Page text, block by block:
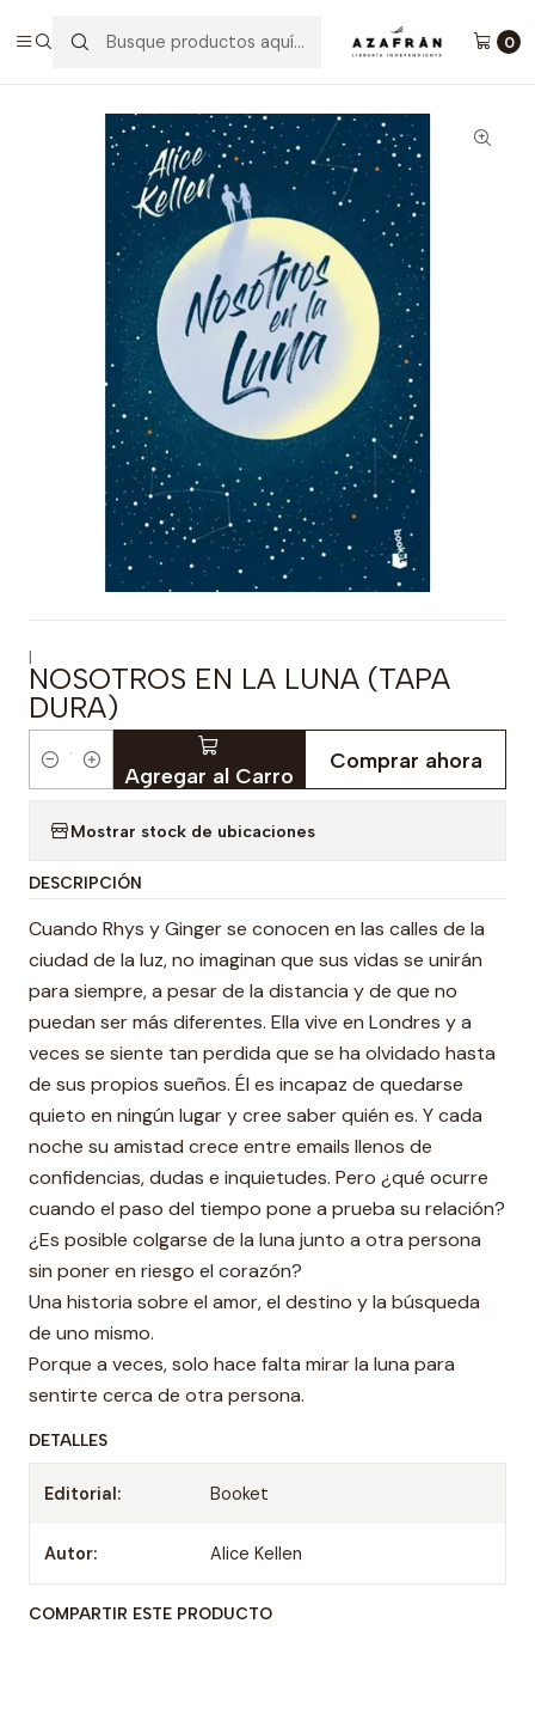
0
Romántica
Nosotros En La Luna (Tapa Dura)
|
NOSOTROS EN LA LUNA (TAPA
DURA)
Cantidad Agregar al Carro
Comprar ahora
Mostrar stock de ubicaciones
DESCRIPCIÓN
Cuando Rhys y Ginger se conocen en las calles de la
ciudad de la luz, no imaginan que sus vidas se unirán
para siempre, a pesar de la distancia y de que no
puedan ser más diferentes. Ella vive en Londres y a
veces se siente tan perdida que se ha olvidado hasta
de sus propios sueños. Él es incapaz de quedarse
quieto en ningún lugar y cree saber quién es. Y cada
noche su amistad crece entre emails llenos de
confidencias, dudas e inquietudes. Pero ¿qué ocurre
cuando el paso del tiempo pone a prueba su relación?
¿Es posible colgarse de la luna junto a otra persona
sin poner en riesgo el corazón?
Una historia sobre el amor, el destino y la búsqueda
de uno mismo.
Porque a veces, solo hace falta mirar la luna para
sentirte cerca de otra persona.
DETALLES
Editorial: Booket
Autor: Alice Kellen
COMPARTIR ESTE PRODUCTO